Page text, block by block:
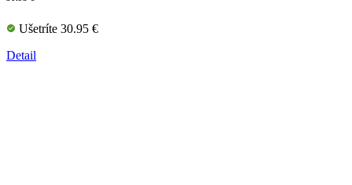
Ušetríte 30.95 €
Detail